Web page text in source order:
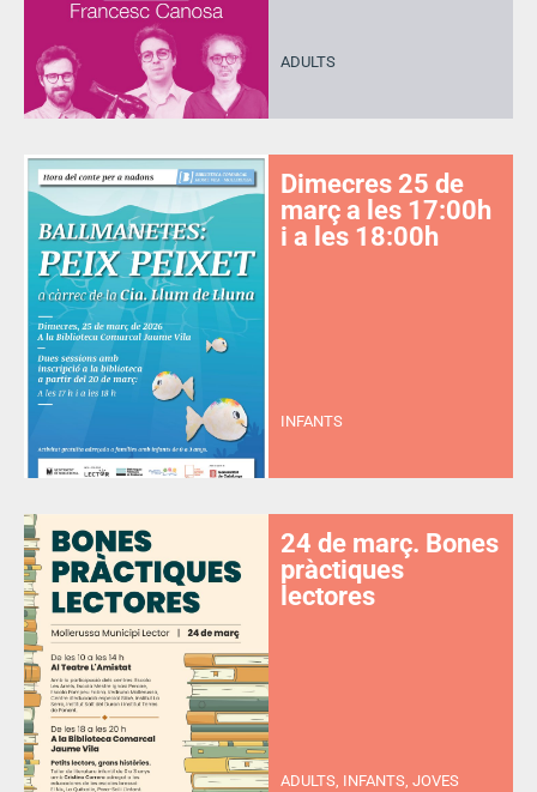
ADULTS
Dimecres 25 de
març a les 17:00h
i a les 18:00h
INFANTS
24 de març. Bones
pràctiques
lectores
ADULTS, INFANTS, JOVES